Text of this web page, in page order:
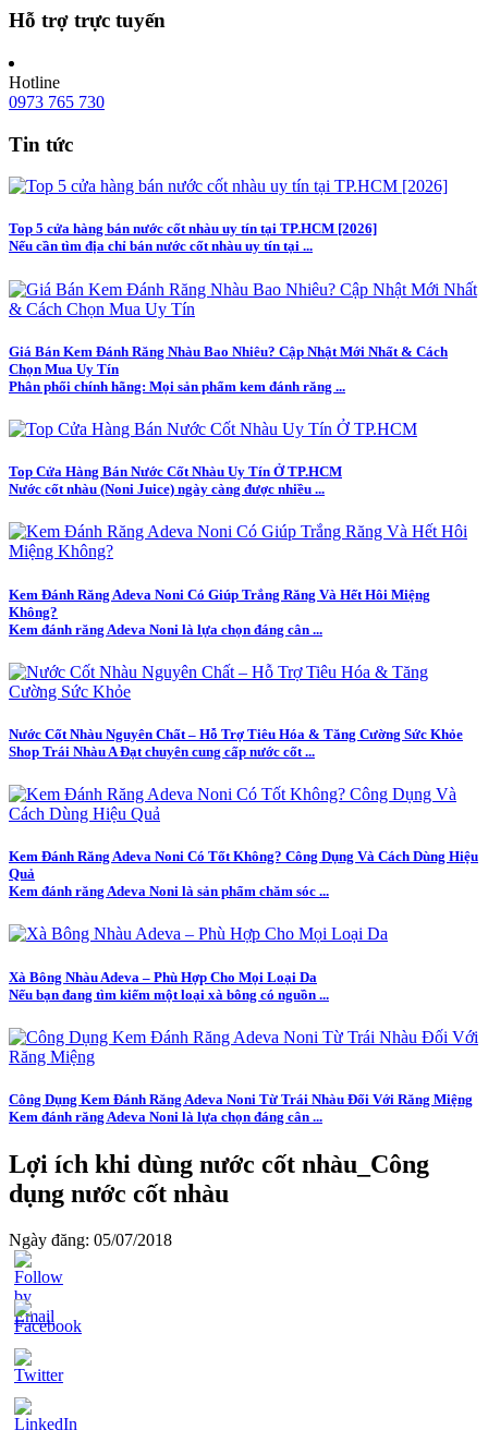
Hỗ trợ trực tuyến
Hotline
0973 765 730
Tin tức
Top 5 cửa hàng bán nước cốt nhàu uy tín tại TP.HCM [2026]
Nếu cần tìm địa chỉ bán nước cốt nhàu uy tín tại ...
Giá Bán Kem Đánh Răng Nhàu Bao Nhiêu? Cập Nhật Mới Nhất & Cách
Chọn Mua Uy Tín
Phân phối chính hãng: Mọi sản phẩm kem đánh răng ...
Top Cửa Hàng Bán Nước Cốt Nhàu Uy Tín Ở TP.HCM
Nước cốt nhàu (Noni Juice) ngày càng được nhiều ...
Kem Đánh Răng Adeva Noni Có Giúp Trắng Răng Và Hết Hôi Miệng
Không?
Kem đánh răng Adeva Noni là lựa chọn đáng cân ...
Nước Cốt Nhàu Nguyên Chất – Hỗ Trợ Tiêu Hóa & Tăng Cường Sức Khỏe
Shop Trái Nhàu A Đạt chuyên cung cấp nước cốt ...
Kem Đánh Răng Adeva Noni Có Tốt Không? Công Dụng Và Cách Dùng Hiệu
Quả
Kem đánh răng Adeva Noni là sản phẩm chăm sóc ...
Xà Bông Nhàu Adeva – Phù Hợp Cho Mọi Loại Da
Nếu bạn đang tìm kiếm một loại xà bông có nguồn ...
Công Dụng Kem Đánh Răng Adeva Noni Từ Trái Nhàu Đối Với Răng Miệng
Kem đánh răng Adeva Noni là lựa chọn đáng cân ...
Lợi ích khi dùng nước cốt nhàu_Công
dụng nước cốt nhàu
Ngày đăng: 05/07/2018